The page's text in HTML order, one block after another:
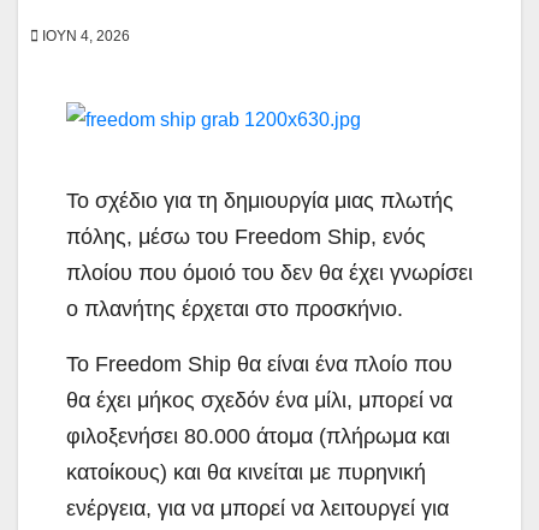
ΙΟΎΝ 4, 2026
Το σχέδιο για τη δημιουργία μιας πλωτής
πόλης, μέσω του Freedom Ship, ενός
πλοίου που όμοιό του δεν θα έχει γνωρίσει
ο πλανήτης έρχεται στο προσκήνιο.
Το Freedom Ship θα είναι ένα πλοίο που
θα έχει μήκος σχεδόν ένα μίλι, μπορεί να
φιλοξενήσει 80.000 άτομα (πλήρωμα και
κατοίκους) και θα κινείται με πυρηνική
ενέργεια, για να μπορεί να λειτουργεί για